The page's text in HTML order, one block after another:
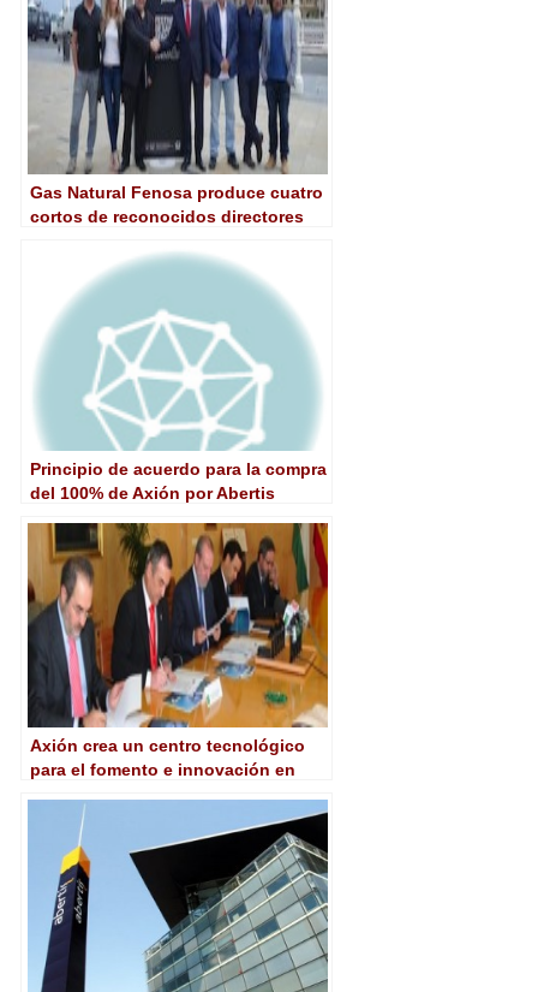
Gas Natural Fenosa produce cuatro
cortos de reconocidos directores
Principio de acuerdo para la compra
del 100% de Axión por Abertis
Axión crea un centro tecnológico
para el fomento e innovación en